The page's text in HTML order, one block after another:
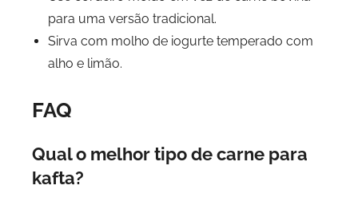
para uma versão tradicional.
Sirva com molho de iogurte temperado com
alho e limão.
FAQ
Qual o melhor tipo de carne para
kafta?